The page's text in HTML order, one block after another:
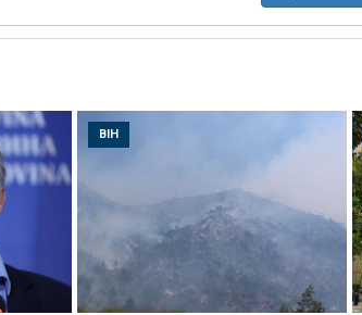
BIH